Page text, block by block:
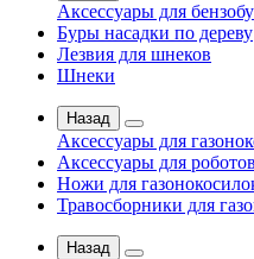
Аксессуары для
Буры насадки по дереву
Лезвия для шнеков
Шнеки
Назад
Аксессуары для
Аксессуары для
Ножи для
Травосборники для
Назад